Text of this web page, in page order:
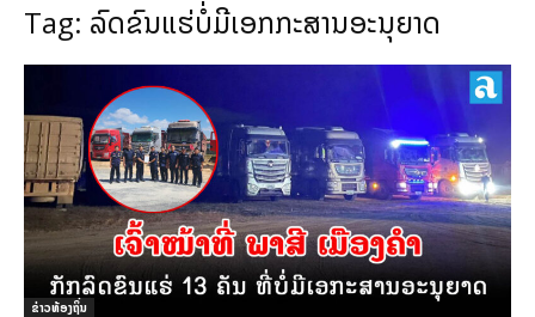
Tag: ລົດຂົນແຮ່ບໍ່ມີເອກກະສານອະນຸຍາດ
ຂ່າວທ້ອງຖິ່ນ